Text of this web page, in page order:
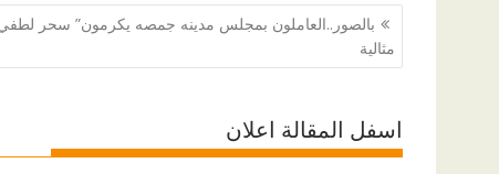
تصفّح
المقالات
بالصور..العاملون بمجلس مدينه جمصه يكرمون” سحر
مثالية
اسفل المقالة اعلان